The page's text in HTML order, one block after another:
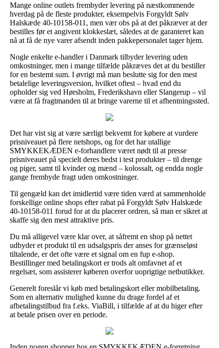
Mange online outlets frembyder levering på næstkommende
hverdag på de fleste produkter, eksempelvis Forgyldt Sølv
Halskæde 40-10158-011, men vær obs på at det påkræver at der
bestilles før et angivent klokkeslæt, således at de garanteret kan
nå at få de nye varer afsendt inden pakkepersonalet tager hjem.
Nogle enkelte e-handler i Danmark tilbyder levering uden
omkostninger, men i mange tilfælde påkræves det at du bestiller
for en bestemt sum. I øvrigt må man beslutte sig for den mest
betalelige leveringsversion, hvilket oftest – hvad end du
opholder sig ved Hørsholm, Frederikshavn eller Slangerup – vil
være at få fragtmanden til at bringe varerne til et afhentningssted.
Det har vist sig at være særligt bekvemt for købere at vurdere
prisniveauet på flere netshops, og for det har utallige
SMYKKEKÆDEN e-forhandlere været nødt til at presse
prisniveauet på specielt deres bedst i test produkter – til drenge
og piger, samt til kvinder og mænd – kolossalt, og endda nogle
gange frembyde fragt uden omkostninger.
Til gengæld kan det imidlertid være tiden værd at sammenholde
forskellige online shops efter rabat på Forgyldt Sølv Halskæde
40-10158-011 forud for at du placerer ordren, så man er sikret at
skaffe sig den mest attraktive pris.
Du må alligevel være klar over, at såfremt en shop på nettet
udbyder et produkt til en udsalgspris der anses for grænseløst
tiltalende, er det ofte være et signal om en fup e-shop.
Bestillinger med betalingskort er trods alt omfavnet af et
regelsæt, som assisterer køberen overfor uoprigtige netbutikker.
Generelt foreslår vi køb med betalingskort eller mobilbetaling.
Som en alternativ mulighed kunne du drage fordel af et
afbetalingstilbud fra f.eks. ViaBill, i tilfælde af at du higer efter
at betale prisen over en periode.